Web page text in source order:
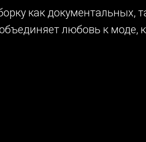
как документальных,
любовь к моде,